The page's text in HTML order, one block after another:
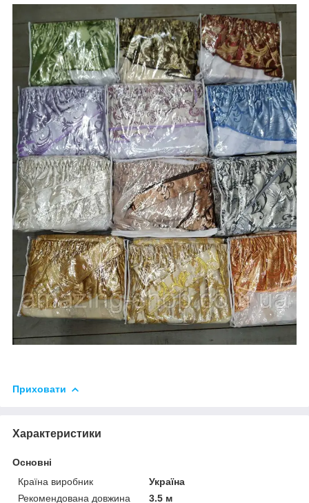
Приховати
Характеристики
Основні
Країна виробник
Україна
Рекомендована довжина
3.5 м